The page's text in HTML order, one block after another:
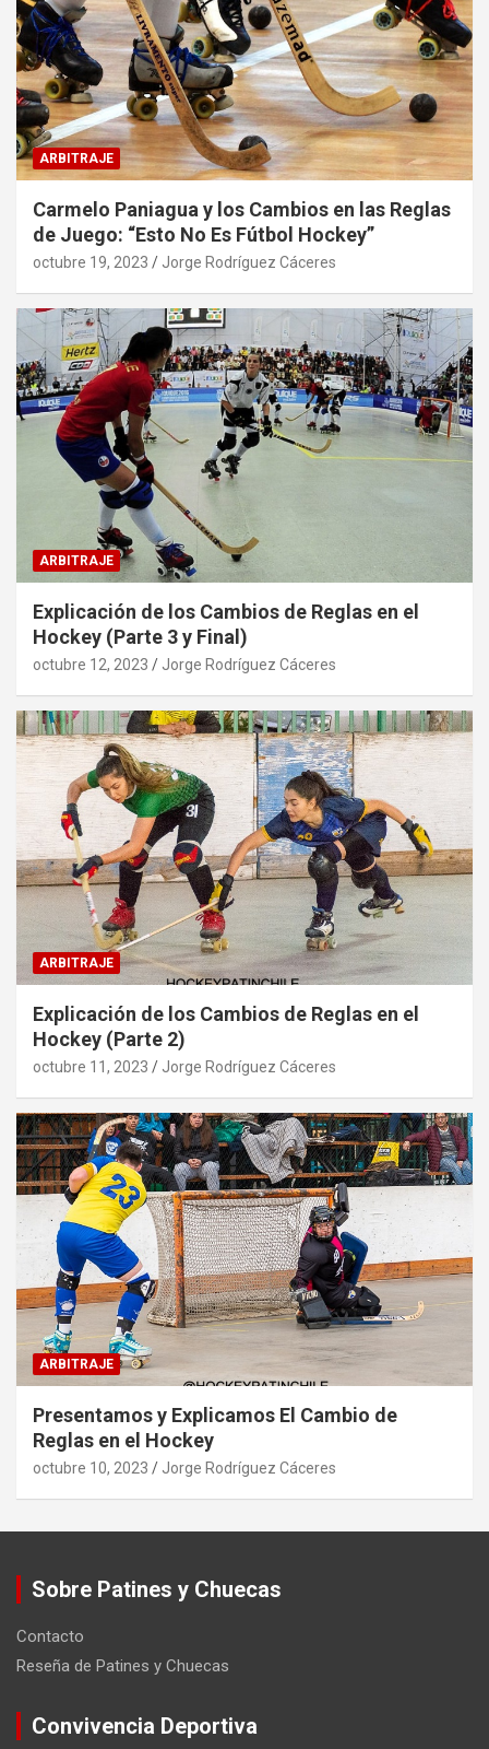
ARBITRAJE
Carmelo Paniagua y los Cambios en las Reglas
de Juego: “Esto No Es Fútbol Hockey”
octubre 19, 2023 Jorge Rodríguez Cáceres
ARBITRAJE
Explicación de los Cambios de Reglas en el
Hockey (Parte 3 y Final)
octubre 12, 2023 Jorge Rodríguez Cáceres
ARBITRAJE
Explicación de los Cambios de Reglas en el
Hockey (Parte 2)
octubre 11, 2023 Jorge Rodríguez Cáceres
ARBITRAJE
Presentamos y Explicamos El Cambio de
Reglas en el Hockey
octubre 10, 2023 Jorge Rodríguez Cáceres
Sobre Patines y Chuecas
Contacto
Reseña de Patines y Chuecas
Convivencia Deportiva